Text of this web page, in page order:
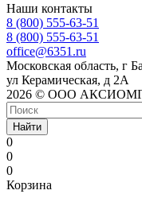
Наши контакты
8 (800) 555-63-51
8 (800) 555-63-51
office@6351.ru
Московская область, г
ул Керамическая, д 2А
2026 © ООО
Найти
0
0
0
Корзина